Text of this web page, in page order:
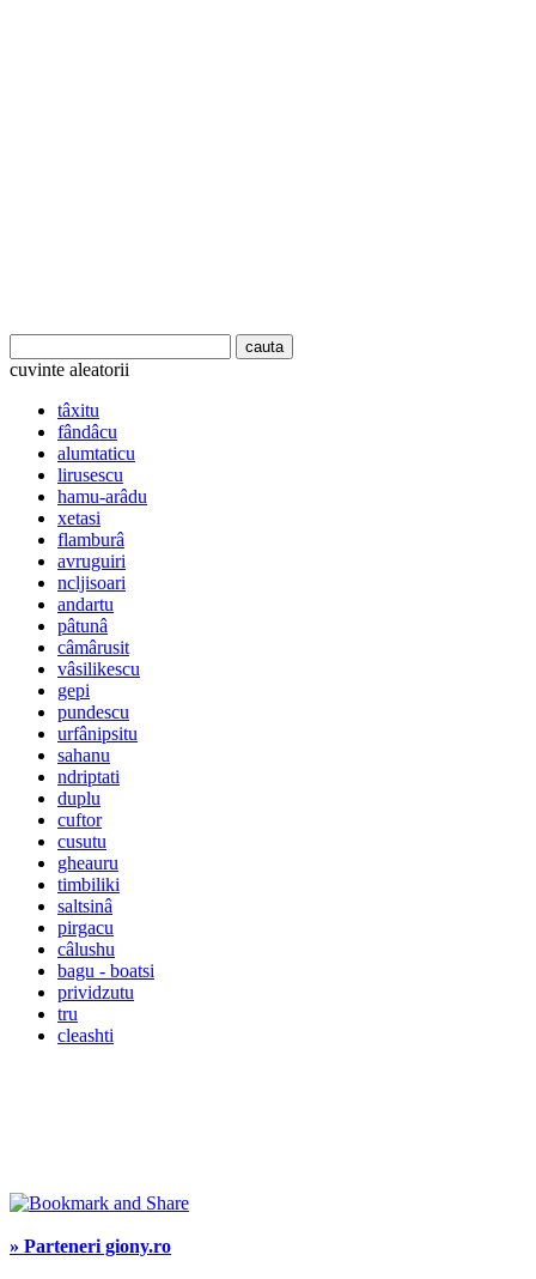
cuvinte aleatorii
tâxitu
fândâcu
alumtaticu
lirusescu
hamu-arâdu
xetasi
flamburâ
avruguiri
ncljisoari
andartu
pâtunâ
câmârusit
vâsilikescu
gepi
pundescu
urfânipsitu
sahanu
ndriptati
duplu
cuftor
cusutu
gheauru
timbiliki
saltsinâ
pirgacu
câlushu
bagu - boatsi
prividzutu
tru
cleashti
» Parteneri giony.ro